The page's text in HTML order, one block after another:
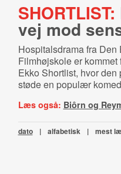
SHORTLIST:
vej mod
Hospitalsdrama fra
Filmhøjskole er kommet
Ekko Shortlist, hvor
støde en populær
Læs også: Biôrn og
dato | alfabetisk | mest